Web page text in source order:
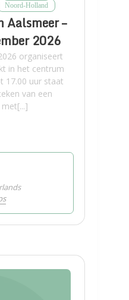
Noord-Holland
–
2026
organiseert
in het centrum
17.00 uur staat
van een